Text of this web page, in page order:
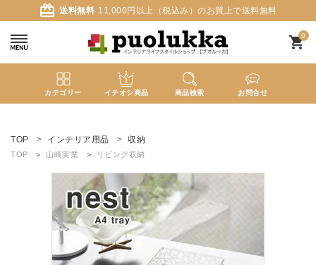
card_giftcard 送料無料 11,000円以上（税込み）のお買上で送料無料
0
shopping_cart
カテゴリー イチオシ商品 商品検索 お問合せ
ようこそ ゲスト 様
person 新規会員登録
TOP インテリア用品 収納
TOP 山崎実業 リビング収納